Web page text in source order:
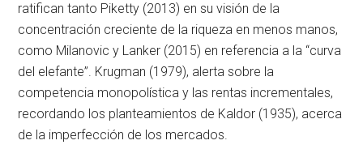
ratifican tanto Piketty (2013) en su visión de la
concentración creciente de la riqueza en menos manos,
como Milanovic y Lanker (2015) en referencia a la “curva
del elefante”. Krugman (1979), alerta sobre la
competencia monopolística y las rentas incrementales,
recordando los planteamientos de Kaldor (1935), acerca
de la imperfección de los mercados.